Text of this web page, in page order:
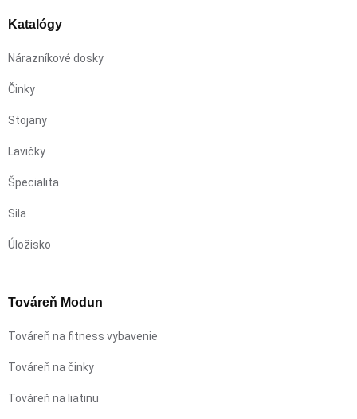
Katalógy
Nárazníkové dosky
Činky
Stojany
Lavičky
Špecialita
Sila
Úložisko
Továreň Modun
Továreň na fitness vybavenie
Továreň na činky
Továreň na liatinu